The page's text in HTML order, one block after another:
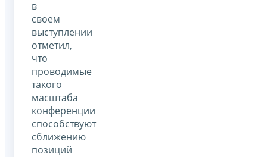
в
своем
выступлении
отметил,
что
проводимые
такого
масштаба
конференции
способствуют
сближению
позиций